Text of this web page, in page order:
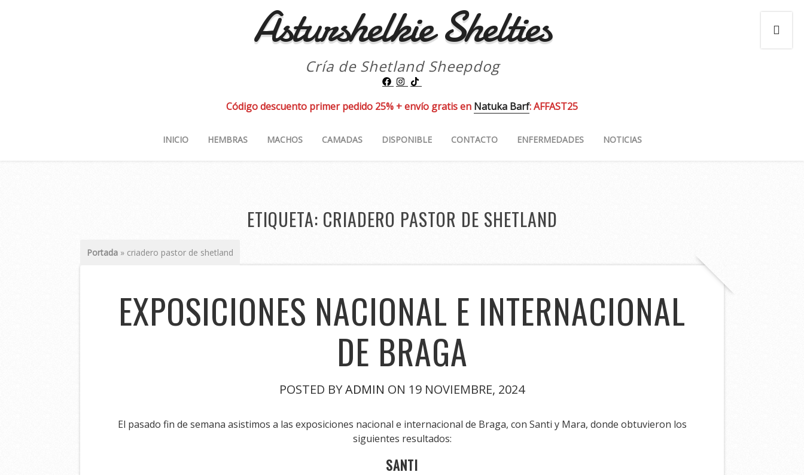
Asturshelkie Shelties
Cría de Shetland Sheepdog
Código descuento primer pedido 25% + envío gratis en Natuka Barf: AFFAST25
INICIO HEMBRAS MACHOS CAMADAS DISPONIBLE CONTACTO ENFERMEDADES NOTICIAS
ETIQUETA: CRIADERO PASTOR DE SHETLAND
Portada » criadero pastor de shetland
EXPOSICIONES NACIONAL E INTERNACIONAL
DE BRAGA
POSTED BYADMIN ON 19 NOVIEMBRE, 2024
El pasado fin de semana asistimos a las exposiciones nacional e internacional de Braga, con Santi y Mara, donde obtuvieron los
siguientes resultados:
SANTI